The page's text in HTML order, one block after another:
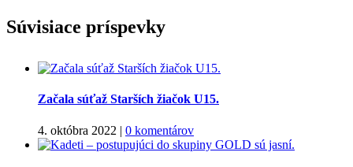
Facebook
Twitter
Súvisiace príspevky
Začala súťaž Starších žiačok U15.
4. októbra 2022 | 0 komentárov